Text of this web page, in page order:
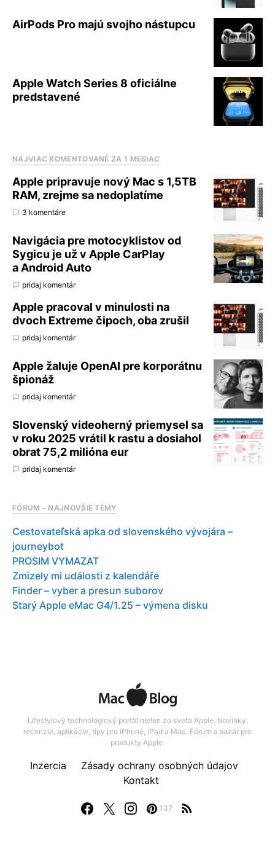
AirPods Pro majú svojho nástupcu
Apple Watch Series 8 oficiálne
predstavené
NAJVIAC KOMENTOVANÉ ZA 1 MESIAC
Apple pripravuje nový Mac s 1,5TB
RAM, zrejme sa nedoplatíme
3 komentáre
Navigácia pre motocyklistov od
Sygicu je už v Apple CarPlay
a Android Auto
pridaj komentár
Apple pracoval v minulosti na
dvoch Extreme čipoch, oba zrušil
pridaj komentár
Apple žaluje OpenAI pre korporátnu
špionáž
pridaj komentár
Slovenský videoherný priemysel sa
v roku 2025 vrátil k rastu a dosiahol
obrat 75,2 milióna eur
pridaj komentár
FÓRUM – NAJNOVŠIE TÉMY
Cestovateľská apka od slovenského vývojára –
journeybot
PROSIM VYMAZAT
Zmizely mi události z kalendáře
Finder – vyber a presun suborov
Starý Apple eMac G4/1.25 – výmena disku
Lifestylový technologický portál nielen zo sveta Apple. Novinky,
recenzie, aplikácie, tipy pre iPhone, iPad a Mac. Fórum a bazár pre
produkty Apple.
137
Inzercia
Zásady ochrany osobných údajov
Kontakt